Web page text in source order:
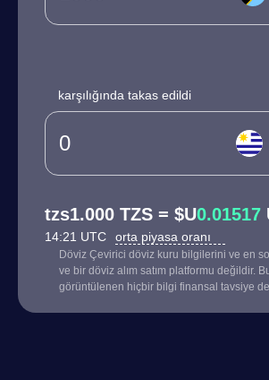
karşılığında takas edildi
tzs1.000 TZS = $U0.01517
14:21 UTC orta piyasa oranı
Döviz Çevirici döviz kuru bilgilerini ve en
ve bir döviz alım satım platformu değildir.
görüntülenen hiçbir bilgi finansal tavsiye